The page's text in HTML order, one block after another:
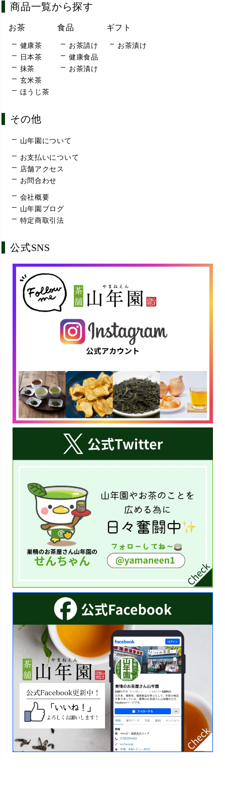
商品一覧から探す
お茶
健康茶
日本茶
抹茶
玄米茶
ほうじ茶
食品
お茶請け
健康食品
お茶漬け
ギフト
お茶漬け
その他
山年園について
お支払いについて
店舗アクセス
お問合わせ
会社概要
山年園ブログ
特定商取引法
公式SNS